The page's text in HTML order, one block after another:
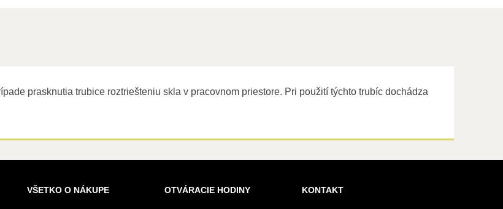
prasknutia trubice roztriešteniu skla v pracovnom priestore. Pri použití týchto trubíc dochádza
VŠETKO O NÁKUPE OTVÁRACIE HODINY KONTAKT